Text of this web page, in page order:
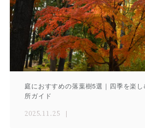
庭におすすめの落葉樹5選｜四季を楽
所ガイド
2025.11.25